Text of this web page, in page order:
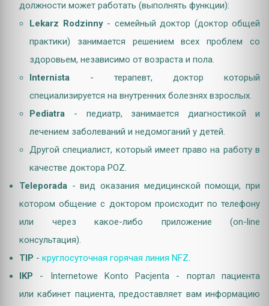
должности может работать (выполнять функции):
Lekarz Rodzinny- семейный доктор (доктор общей
практики) занимается решением всех проблем со
здоровьем, независимо от возраста и пола.
Internista - терапевт, доктор который
специализируется на внутренних болезнях взрослых.
Pediatra - педиатр, занимается диагностикой и
лечением заболеваний и недомоганий у детей.
Другой специалист, который имеет право на работу в
качестве доктора POZ.
Teleporada - вид оказания медицинской помощи, при
котором общение с доктором происходит по телефону
или через какое-либо приложение (on-line
консультация).
TIP - круглосуточная горячая линия NFZ.
IKP - Internetowe Konto Pacjenta - портал пациента
или кабинет пациента, предоставляет вам информацию